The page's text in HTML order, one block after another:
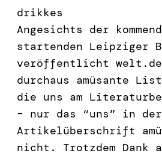
drikkes
Angesichts der
startenden Leipziger
veröffentlicht
durchaus amüsante
die uns am
– nur das “uns” in der
Artikelüberschrift
nicht. Trotzdem Dank